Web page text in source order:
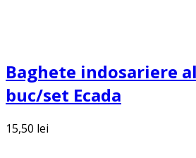
Baghete indosariere
buc/set Ecada
15,50 lei